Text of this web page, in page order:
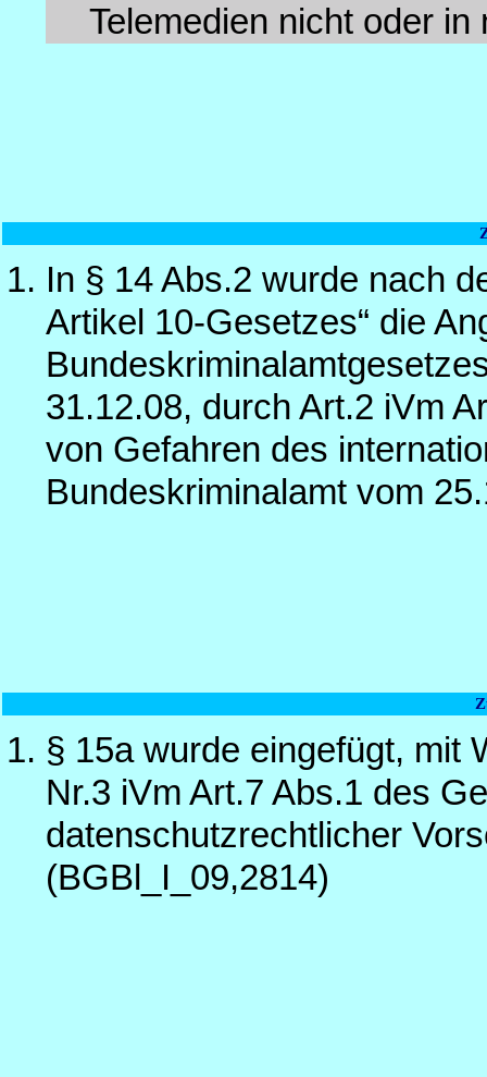
Telemedien nicht oder
In § 14 Abs.2 wurde nach
Artikel 10-Gesetzes“ die
31.12.08, durch Art.2 iVm
von Gefahren des
Bundeskriminalamt vom
§ 15a wurde eingefügt, mit
Nr.3 iVm Art.7 Abs.1 des
datenschutzrechtlicher
(BGBl_I_09,2814)